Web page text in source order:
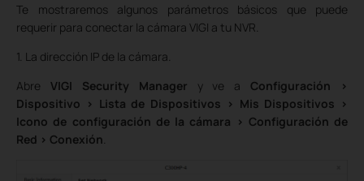
Te mostraremos algunos parámetros básicos que puede
requerir para conectar la cámara VIGI a tu NVR.
1. La dirección IP de la cámara.
Abre VIGI Security Manager y ve a Configuración >
Dispositivo > Lista de Dispositivos > Mis Dispositivos >
Icono de configuración de la cámara > Configuración de
Red > Conexión